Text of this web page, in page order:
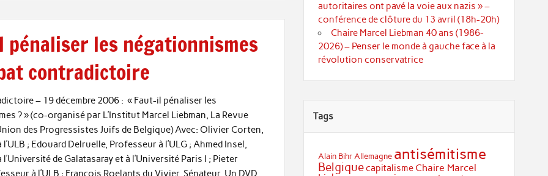
pénaliser les négationnismes
contradictoire
– 19 décembre 2006 : « Faut-il pénaliser les
? » (co-organisé par L’Institut Marcel Liebman, La Revue
des Progressistes Juifs de Belgique) Avec: Olivier Corten,
; Edouard Delruelle, Professeur à l’ULG ; Ahmed Insel,
de Galatasaray et à l’Université Paris I ; Pieter
à l’ULB ; François Roelants du Vivier, Sénateur. Un DVD
autoritaires ont pavé la voie aux nazis » –
conférence de clôture du 13 avril (18h-20h)
Chaire Marcel Liebman 40 ans (1986-
2026) – Penser le monde à gauche face à la
révolution conservatrice
Tags
Alain Bihr Allemagne antisémitisme
Belgiquecapitalisme Chaire Marcel